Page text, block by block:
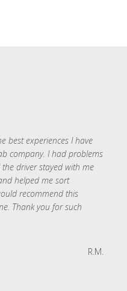
best experiences I have
company. I had problems
driver stayed with me
helped me sort
recommend this
Thank you for such
R.M.